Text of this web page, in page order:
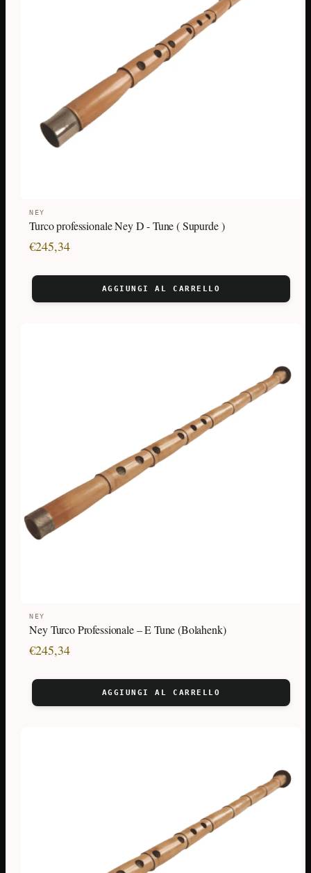
NEY
Turco professionale Ney D - Tune ( Supurde )
€245,34
AGGIUNGI AL CARRELLO
NEY
Ney Turco Professionale – E Tune (Bolahenk)
€245,34
AGGIUNGI AL CARRELLO